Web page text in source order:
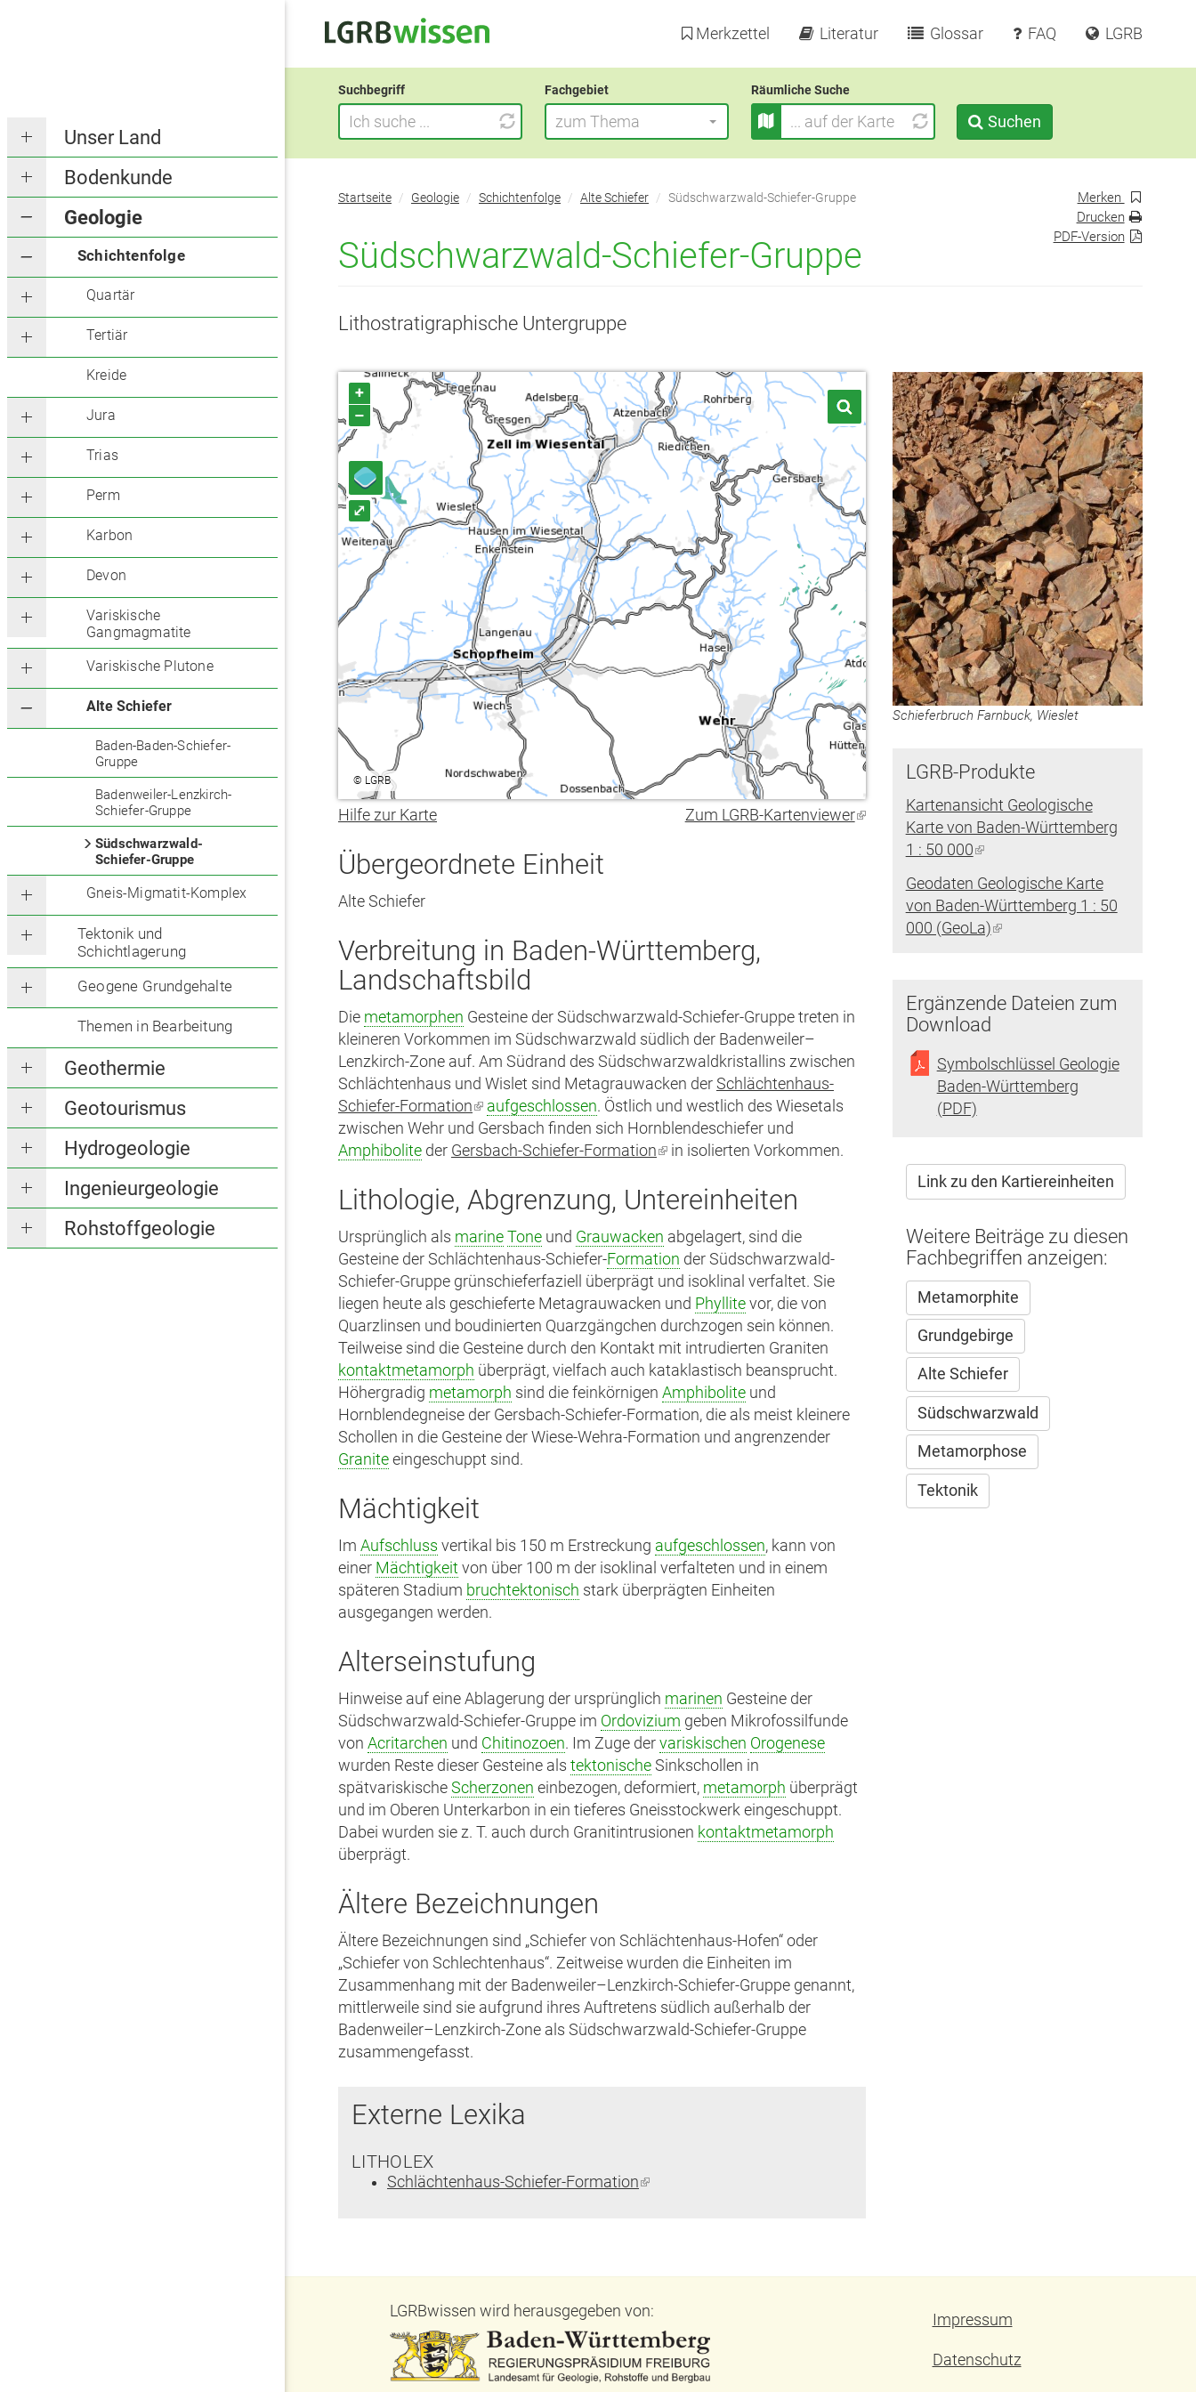
Unser Land
Bodenkunde
Geologie
Schichtenfolge
Quartär
Tertiär
Kreide
Jura
Trias
Perm
Karbon
Devon
Variskische
Gangmagmatite
Variskische Plutone
Alte Schiefer
Baden-Baden-Schiefer-
Gruppe
Badenweiler-Lenzkirch-
Schiefer-Gruppe
Südschwarzwald-
Schiefer-Gruppe
Gneis-Migmatit-Komplex
Tektonik und
Schichtlagerung
Geogene Grundgehalte
Themen in Bearbeitung
Geothermie
Geotourismus
Hydrogeologie
Ingenieurgeologie
Rohstoffgeologie
Merkzettel Literatur Glossar FAQ LGRB
Suchbegriff Fachgebiet
zum Thema
Räumliche Suche
Suchen
Startseite Geologie Schichtenfolge Alte Schiefer Südschwarzwald-Schiefer-Gruppe
Südschwarzwald-Schiefer-Gruppe
Merken
Drucken
PDF-Version
Lithostratigraphische Untergruppe
+
–
⤢
© LGRB
Hilfe zur Karte Zum LGRB-Kartenviewer(Link
Übergeordnete Einheit
Alte Schiefer
Verbreitung in Baden-Württemberg,
Landschaftsbild
Die metamorphen Gesteine der Südschwarzwald-Schiefer-Gruppe treten in
kleineren Vorkommen im Südschwarzwald südlich der Badenweiler–
Lenzkirch-Zone auf. Am Südrand des Südschwarzwaldkristallins zwischen
Schlächtenhaus und Wislet sind Metagrauwacken der Schlächtenhaus-
Schiefer-Formation(Link
ist
extern)
aufgeschlossen. Östlich und westlich des Wiesetals
zwischen Wehr und Gersbach finden sich Hornblendeschiefer und
Amphibolite der Gersbach-Schiefer-Formation(Link
extern)
in isolierten Vorkommen.
Lithologie, Abgrenzung, Untereinheiten
Ursprünglich als marine Tone und Grauwacken abgelagert, sind die
Gesteine der Schlächtenhaus-Schiefer-Formation der Südschwarzwald-
Schiefer-Gruppe grünschieferfaziell überprägt und isoklinal verfaltet. Sie
liegen heute als geschieferte Metagrauwacken und Phyllite vor, die von
Quarzlinsen und boudinierten Quarzgängchen durchzogen sein können.
Teilweise sind die Gesteine durch den Kontakt mit intrudierten Graniten
kontaktmetamorph überprägt, vielfach auch kataklastisch beansprucht.
Höhergradig metamorph sind die feinkörnigen Amphibolite und
Hornblendegneise der Gersbach-Schiefer-Formation, die als meist kleinere
Schollen in die Gesteine der Wiese-Wehra-Formation und angrenzender
Granite eingeschuppt sind.
Mächtigkeit
Im Aufschluss vertikal bis 150 m Erstreckung aufgeschlossen, kann von
einer Mächtigkeit von über 100 m der isoklinal verfalteten und in einem
späteren Stadium bruchtektonisch stark überprägten Einheiten
ausgegangen werden.
Alterseinstufung
Hinweise auf eine Ablagerung der ursprünglich marinen Gesteine der
Südschwarzwald-Schiefer-Gruppe im Ordovizium geben Mikrofossilfunde
von Acritarchen und Chitinozoen. Im Zuge der variskischen Orogenese
wurden Reste dieser Gesteine als tektonische Sinkschollen in
spätvariskische Scherzonen einbezogen, deformiert, metamorph überprägt
und im Oberen Unterkarbon in ein tieferes Gneisstockwerk eingeschuppt.
Dabei wurden sie z. T. auch durch Granitintrusionen kontaktmetamorph
überprägt.
Ältere Bezeichnungen
Ältere Bezeichnungen sind „Schiefer von Schlächtenhaus-Hofen“ oder
„Schiefer von Schlechtenhaus“. Zeitweise wurden die Einheiten im
Zusammenhang mit der Badenweiler–Lenzkirch-Schiefer-Gruppe genannt,
mittlerweile sind sie aufgrund ihres Auftretens südlich außerhalb der
Badenweiler–Lenzkirch-Zone als Südschwarzwald-Schiefer-Gruppe
zusammengefasst.
Externe Lexika
LITHOLEX
Schlächtenhaus-Schiefer-Formation(Link
Schieferbruch Farnbuck, Wieslet
LGRB-Produkte
Kartenansicht Geologische
Karte von Baden-Württemberg
1 : 50 000(Link
extern)
Geodaten Geologische Karte
von Baden-Württemberg 1 : 50
000 (GeoLa)(Link
Ergänzende Dateien zum
Download
Symbolschlüssel Geologie
Baden-Württemberg
(PDF)
Link zu den Kartiereinheiten
Weitere Beiträge zu diesen
Fachbegriffen anzeigen:
Metamorphite
Grundgebirge
Alte Schiefer
Südschwarzwald
Metamorphose
Tektonik
LGRBwissen wird herausgegeben von: Impressum
Datenschutz